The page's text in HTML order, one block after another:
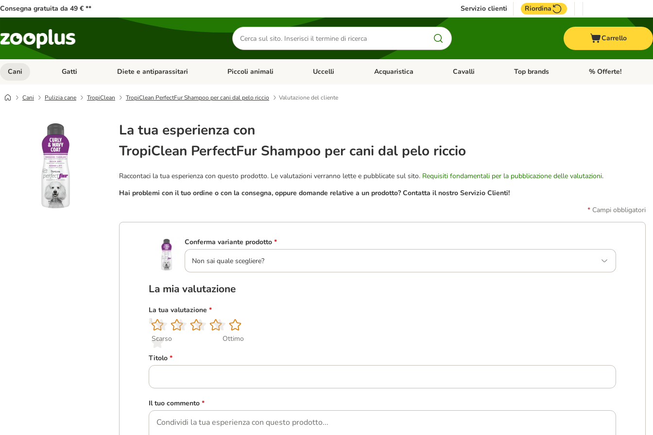
Consegna gratuita da 49 € ** Servizio clienti Riordina
Cerca
prodotti
Carrello
Cani Apri Menu Categoria: Cani
Gatti Apri Menu Categoria: Gatti
Diete e antiparassitari Apri Menu Categoria: Diete e antiparassitari
Piccoli animali Apri Menu Categoria: Piccoli animali
Uccelli Apri Menu Categoria: Uccelli
Acquaristica Apri Menu Categoria: Acquaristica
Cavalli Apri Menu Categoria: Cavalli
Top brands Apri Menu Categoria:
% Offerte!
Cani Pulizia cane TropiClean TropiClean PerfectFur Shampoo per cani dal pelo riccio Valutazione del cliente
La tua esperienza con
TropiClean PerfectFur Shampoo per cani dal pelo riccio
Raccontaci la tua esperienza con questo prodotto. Le valutazioni verranno lette e pubblicate sul sito. Requisiti fondamentali per la pubblicazione delle valutazioni.
Hai problemi con il tuo ordine o con la consegna, oppure domande relative a un prodotto? Contatta il nostro Servizio Clienti!
Campi obbligatori
Conferma variante prodotto *
Non sai quale scegliere?
La mia valutazione
La tua valutazione *
1
Scarso
2
3
4
5
Ottimo
Titolo *
Il tuo commento *